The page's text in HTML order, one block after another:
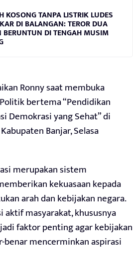
KOSONG TANPA LISTRIK LUDES
DI BALANGAN: TEROR DUA
BERUNTUN DI TENGAH MUSIM
Ronny saat membuka
bertema “Pendidikan
Demokrasi yang Sehat” di
Banjar, Selasa
merupakan sistem
kekuasaan kepada
arah dan kebijakan negara.
aktif masyarakat, khususnya
faktor penting agar kebijakan
benar mencerminkan aspirasi